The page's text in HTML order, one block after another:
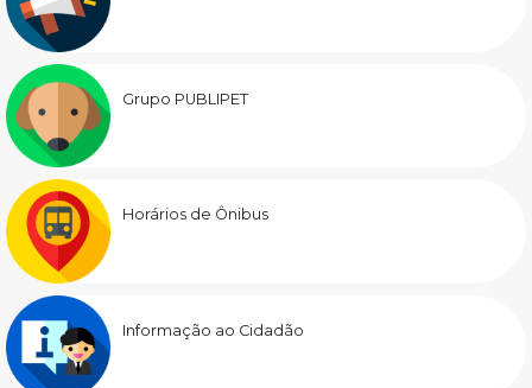
Grupo PUBLIPET
Horários de Ônibus
Informação ao Cidadão